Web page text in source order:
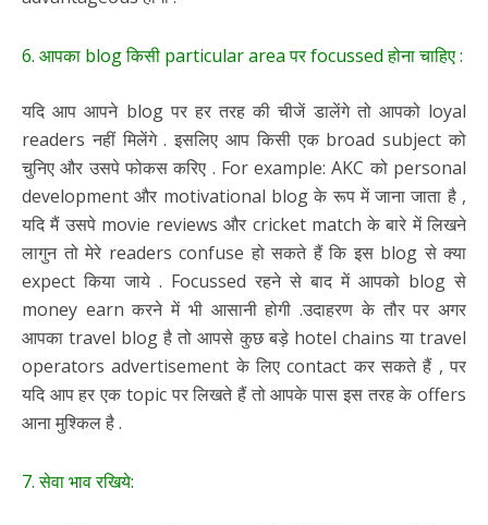
6. आपका blog किसी particular area पर focussed होना चाहिए :
यदि आप आपने blog पर हर तरह की चीजें डालेंगे तो आपको loyal
readers नहीं मिलेंगे . इसलिए आप किसी एक broad subject को
चुनिए और उसपे फोकस करिए . For example: AKC को personal
development और motivational blog के रूप में जाना जाता है ,
यदि मैं उसपे movie reviews और cricket match के बारे में लिखने
लागुन तो मेरे readers confuse हो सकते हैं कि इस blog से क्या
expect किया जाये . Focussed रहने से बाद में आपको blog से
money earn करने में भी आसानी होगी .उदाहरण के तौर पर अगर
आपका travel blog है तो आपसे कुछ बड़े hotel chains या travel
operators advertisement के लिए contact कर सकते हैं , पर
यदि आप हर एक topic पर लिखते हैं तो आपके पास इस तरह के offers
आना मुश्किल है .
7. सेवा भाव रखिये: